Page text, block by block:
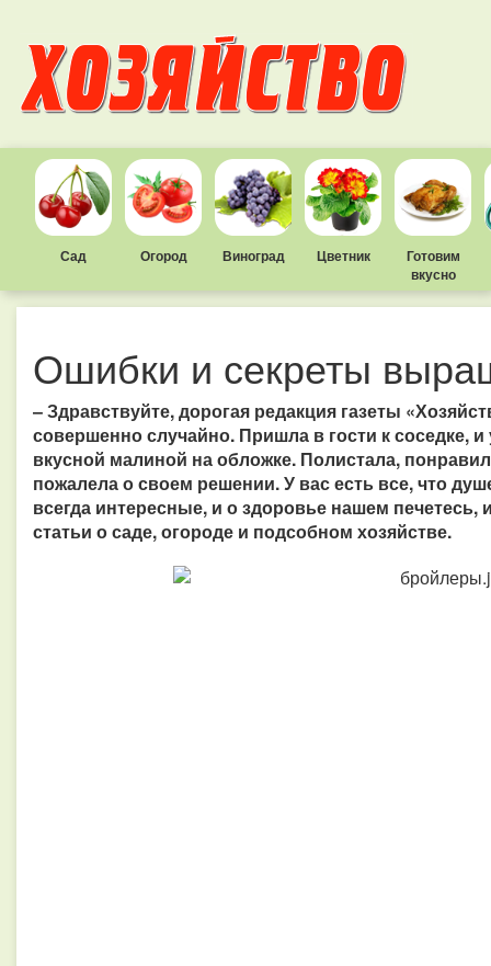
Сад Огород Виноград Цветник
Готовим
вкусно
Ошибки и секреты
– Здравствуйте, дорогая редакция газеты
совершенно случайно. Пришла в гости к соседке, и
вкусной малиной на обложке. Полистала,
пожалела о своем решении. У вас есть все, что
всегда интересные, и о здоровье нашем
статьи о саде, огороде и подсобном хозяйстве.